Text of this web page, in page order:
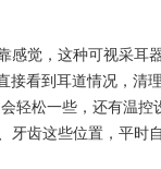
感觉，这种可视采耳
接看到耳道情况，清
轻松一些，还有温控
牙齿这些位置，平时